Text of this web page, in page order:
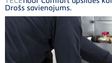
Drošs savienojums.